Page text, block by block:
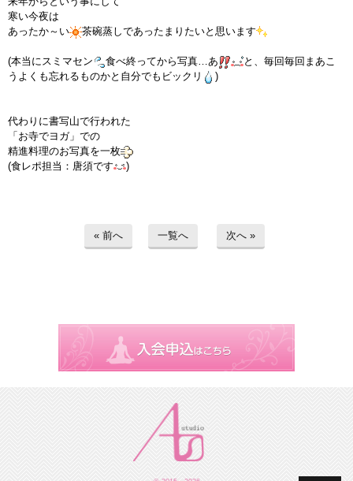
寒い今夜は
あったか～い
茶碗蒸しであったまりたいと思います
(本当にスミマセン 食べ終ってから写真…あ
と、毎回毎回まあこ
うよくも忘れるものかと自分でもビックリ
)
代わりに書写山で行われた
「お寺でヨガ」での
精進料理のお写真を一枚
(食レポ担当：唐須です
)
« 前へ 一覧へ 次へ »
採用情報